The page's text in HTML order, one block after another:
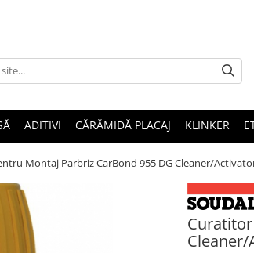
ADITIVI CĂRĂMIDĂ PLACAJ KLINKER
Montaj Parbriz CarBond 955 DG Cleaner/